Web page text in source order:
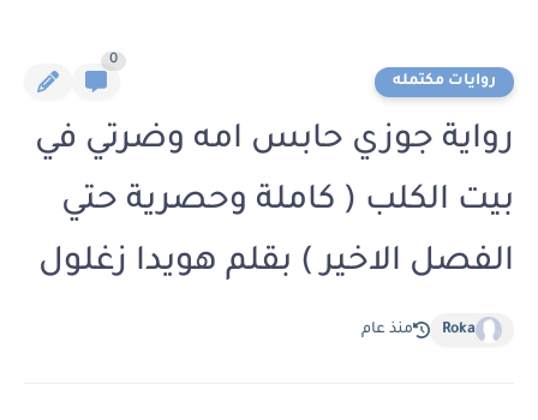
روايات مكتمله
0
رواية جوزي حابس امه وضرتي في
بيت الكلب ( كاملة وحصرية حتي
الفصل الاخير ) بقلم هويدا زغلول
Roka منذ عام